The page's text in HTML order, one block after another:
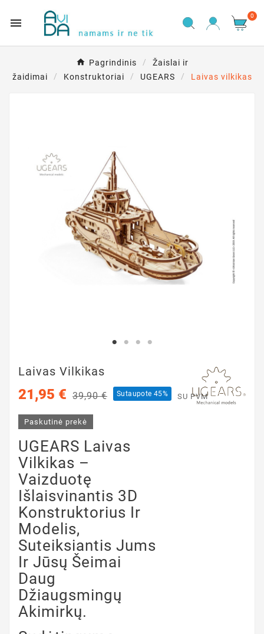

0
Pagrindinis
Žaislai ir
žaidimai
Konstruktoriai UGEARS Laivas vilkikas
Laivas Vilkikas
21,95 € 39,90 € Sutaupote 45% SU PVM
Paskutinė prekė
UGEARS Laivas
Vilkikas –
Vaizduotę
Išlaisvinantis 3D
Konstruktorius Ir
Modelis,
Suteiksiantis Jums
Ir Jūsų Šeimai
Daug
Džiaugsmingų
Akimirkų.